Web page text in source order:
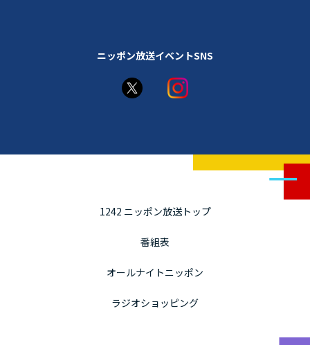
ニッポン放送イベントSNS
1242 ニッポン放送トップ
番組表
オールナイトニッポン
ラジオショッピング